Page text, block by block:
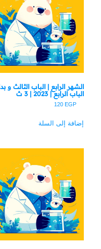
الشهر الرابع | الباب الثالث و
الباب الرابع | 2023 | 3 ث
120 EGP
إضافة إلى السلة